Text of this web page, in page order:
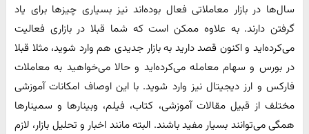
سال‌ها در بازار معاملاتی فعال بوده‌اند نیز بسیاری چیزها برای یاد
گرفتن دارند. به علاوه ممکن است که شما قبلا در بازاری فعالیت
می‌کرده‌اید و اکنون قصد دارید به بازار جدیدی هم وارد شوید، مثلا قبلا
در بورس و سهام معامله می‌کرده‌اید و حالا می‌خواهید به معاملات
فارکس و ارز دیجیتال نیز وارد شوید. با این اوصاف امکانات آموزشی
مختلف از قبیل مقالات آموزشی، کتاب، فیلم، وبینارها و سمینارها
همگی می‌توانند بسیار مفید باشند. البته مانند اخبار و تحلیل بازار، لازم